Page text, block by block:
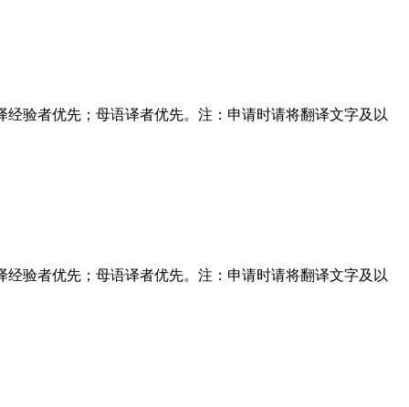
经验者优先；母语译者优先。注：申请时请将翻译文字及以
经验者优先；母语译者优先。注：申请时请将翻译文字及以